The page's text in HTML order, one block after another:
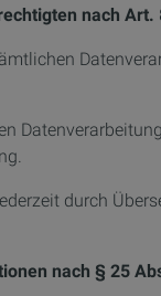
nach Art.
durch
nach § 25